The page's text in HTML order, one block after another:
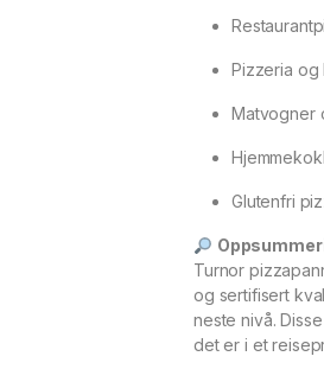
Pizzeria og
Matvogner
Glutenfri
Turnor
og sertifisert
neste nivå.
det er i et